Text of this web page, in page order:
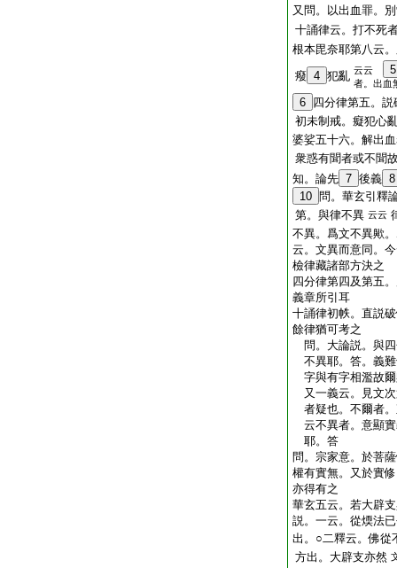
又問。以出血罪。
十誦律云。打不死
根本毘奈耶第八云
癈 4 犯亂 云云 5
者。出血
6 四分律第五。
初未制戒。癡犯心
婆娑五十六。解出
衆惑有聞者或不聞
知。論先 7 後義 8
10 問。華玄引釋
第。與律不異 云云
不異。爲文不異歟
云。文異而意同。
檢律藏諸部方決之
四分律第四及第五
義章所引耳
十誦律初帙。直説
餘律猶可考之
問。大論説。與
不異耶。答。義
字與有字相濫故
又一義云。見文
者疑也。不爾者
云不異者。意顯
耶。答
問。宗家意。於菩
權有實無。又於實
亦得有之
華玄五云。若大辟
説。一云。從煗法
出。○二釋云。佛從
方出。大辟支亦然